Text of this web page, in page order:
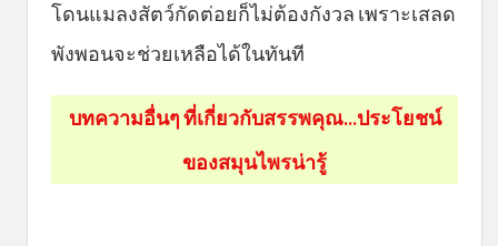
โดนแมลงสัตว์กัดต่อยก็ไม่ต้องกังวล เพราะเสลด
พังพอนจะช่วยเหลือได้ในทันที
บทความอื่นๆ ที่เกี่ยวกับสรรพคุณ...ประโยชน์
ของสมุนไพรน่ารู้